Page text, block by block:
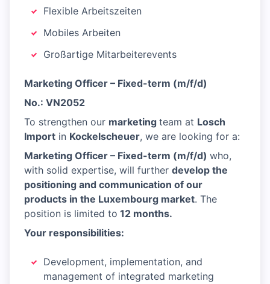
Flexible Arbeitszeiten
Mobiles Arbeiten
Großartige Mitarbeiterevents
Marketing Officer – Fixed-term (m/f/d)
No.: VN2052
To strengthen our marketing team at Losch
Import in Kockelscheuer, we are looking for a:
Marketing Officer – Fixed-term (m/f/d) who,
with solid expertise, will further develop the
positioning and communication of our
products in the Luxembourg market. The
position is limited to 12 months.
Your responsibilities:
Development, implementation, and
management of integrated marketing